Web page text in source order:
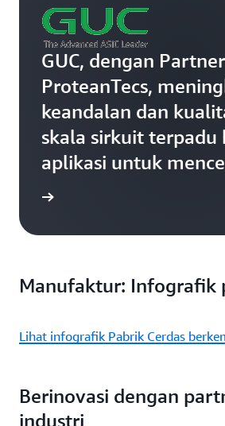
GUC, dengan
ProteanTecs,
keandalan dan
skala sirkuit terpadu
aplikasi untuk
kegagalan sistem dan
mahal.
Manufaktur: Infografik
Lihat infografik Pabrik Cerdas
Berinovasi dengan
industri